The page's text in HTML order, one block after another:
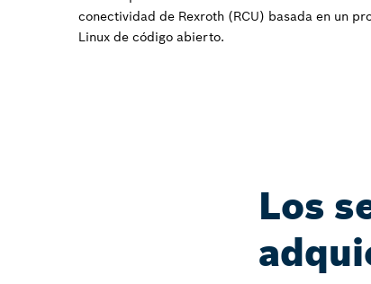
conectividad de Rexroth (RCU) basada en un
Linux de código abierto.
Los